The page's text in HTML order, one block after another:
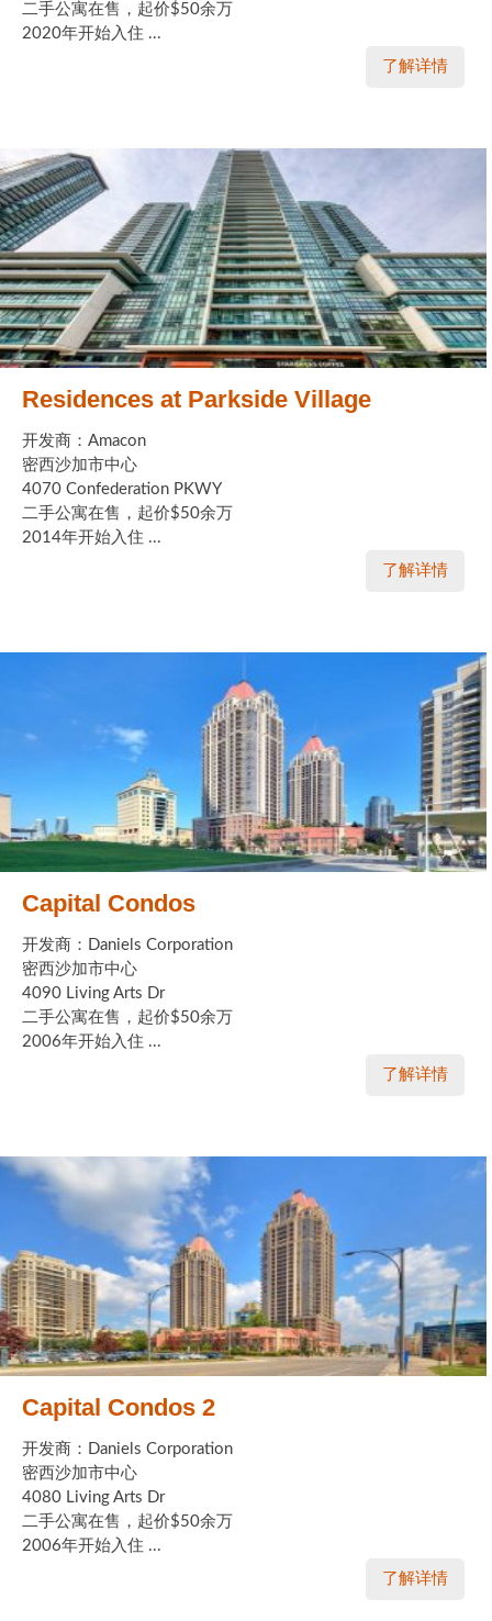
二手公寓在售，起价$50余万
2020年开始入住 ...
了解详情
Residences at Parkside Village
开发商：Amacon
密西沙加市中心
4070 Confederation PKWY
二手公寓在售，起价$50余万
2014年开始入住 ...
了解详情
Capital Condos
开发商：Daniels Corporation
密西沙加市中心
4090 Living Arts Dr
二手公寓在售，起价$50余万
2006年开始入住 ...
了解详情
Capital Condos 2
开发商：Daniels Corporation
密西沙加市中心
4080 Living Arts Dr
二手公寓在售，起价$50余万
2006年开始入住 ...
了解详情